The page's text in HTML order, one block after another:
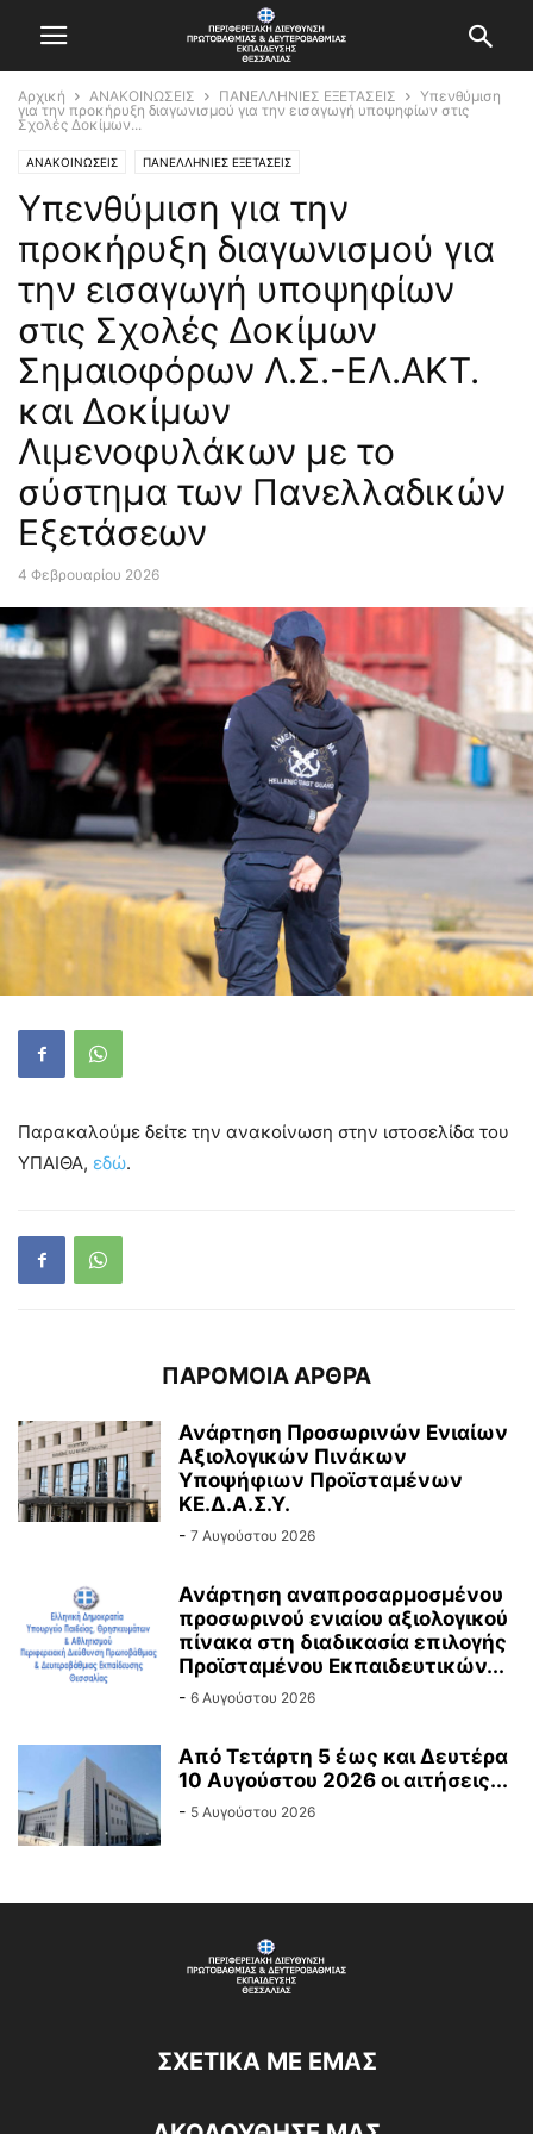
Αρχική ΑΝΑΚΟΙΝΩΣΕΙΣ ΠΑΝΕΛΛΗΝΙΕΣ ΕΞΕΤΑΣΕΙΣ
Υπενθύμιση
για την προκήρυξη διαγωνισμού για την εισαγωγή υποψηφίων στις
Σχολές Δοκίμων...
ΑΝΑΚΟΙΝΩΣΕΙΣ ΠΑΝΕΛΛΗΝΙΕΣ ΕΞΕΤΑΣΕΙΣ
Υπενθύμιση για την
προκήρυξη διαγωνισμού για
την εισαγωγή υποψηφίων
στις Σχολές Δοκίμων
Σημαιοφόρων Λ.Σ.-ΕΛ.ΑΚΤ.
και Δοκίμων
Λιμενοφυλάκων με το
σύστημα των Πανελλαδικών
Εξετάσεων
4 Φεβρουαρίου 2026
Παρακαλούμε δείτε την ανακοίνωση στην ιστοσελίδα του
ΥΠΑΙΘΑ, εδώ.
ΠΑΡΟΜΟΙΑ ΑΡΘΡΑ
Ανάρτηση Προσωρινών Ενιαίων
Αξιολογικών Πινάκων
Υποψήφιων Προϊσταμένων
ΚΕ.Δ.Α.Σ.Υ.
- 7 Αυγούστου 2026
Ανάρτηση αναπροσαρμοσμένου
προσωρινού ενιαίου αξιολογικού
πίνακα στη διαδικασία επιλογής
Προϊσταμένου Εκπαιδευτικών...
- 6 Αυγούστου 2026
Από Τετάρτη 5 έως και Δευτέρα
10 Αυγούστου 2026 οι αιτήσεις...
- 5 Αυγούστου 2026
ΣΧΕΤΙΚΆ ΜΕ ΕΜΆΣ